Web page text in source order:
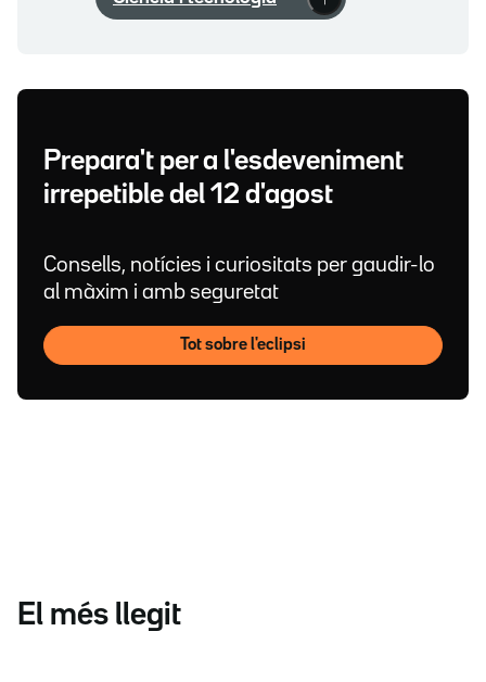
Prepara't per a l'esdeveniment
irrepetible del 12 d'agost
Consells, notícies i curiositats per gaudir-lo
al màxim i amb seguretat
Tot sobre l'eclipsi
El més llegit